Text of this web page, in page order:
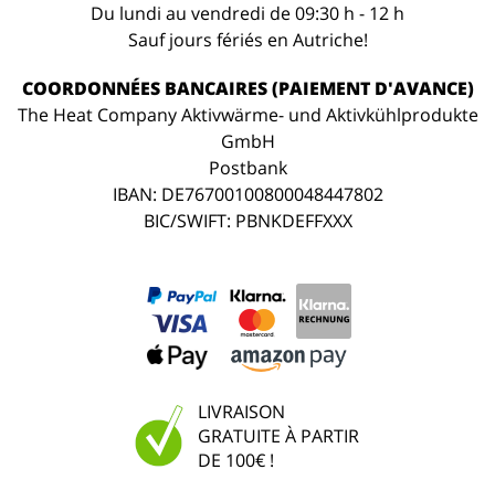
Du lundi au vendredi de 09:30 h - 12 h
Sauf jours fériés en Autriche!
COORDONNÉES BANCAIRES (PAIEMENT D'AVANCE)
The Heat Company Aktivwärme- und Aktivkühlprodukte
GmbH
Postbank
IBAN: DE76700100800048447802
BIC/SWIFT: PBNKDEFFXXX
LIVRAISON
GRATUITE À PARTIR
DE 100€ !